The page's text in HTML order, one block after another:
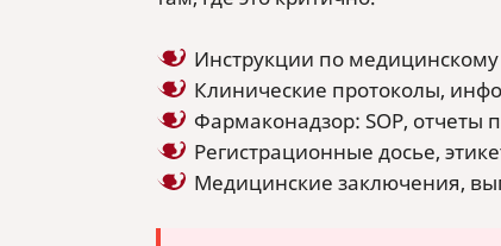
Инструкции по
Клинические протоколы,
Фармаконадзор: SOP, отчеты
Регистрационные досье,
Медицинские заключения,